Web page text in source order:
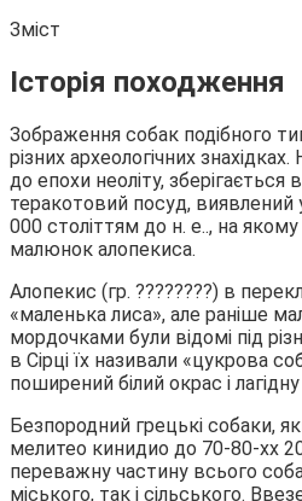
Зміст
Історія походження
Зображення собак подібного
різних археологічних
до епохи неоліту,
теракотовий посуд, виявлений
000 століттям до н. е.., на
малюнок алопекиса.
Алопекис (гр. ????????) в
«маленька лиса», але раніше
мордочками були відомі під
в Сірці їх називали «цукрова
поширений білий окрас і
Безпородний грецькі собаки,
мелитео кинидио до 70-80-хх
переважну частину всього
міського, так і сільського.